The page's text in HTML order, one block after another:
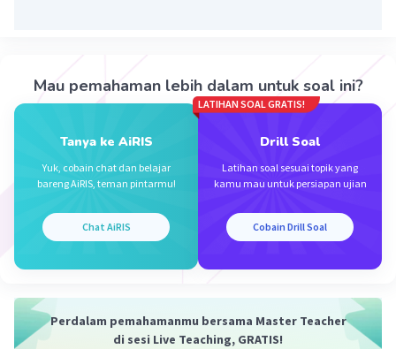
n = jumlah suku
Kolom 1:
Ubin Putih = 8
Kolom 2:
Ubin Hitam = 4
Ubin Hitam = 9
Mau pemahaman lebih dalam untuk soal ini?
Tanya ke AiRIS
Yuk, cobain chat dan belajar
bareng AiRIS, teman pintarmu!
Chat AiRIS
LATIHAN SOAL GRATIS!
Drill Soal
Latihan soal sesuai topik yang
kamu mau untuk persiapan ujian
Cobain Drill Soal
Perdalam pemahamanmu bersama Master Teacher
di sesi Live Teaching, GRATIS!